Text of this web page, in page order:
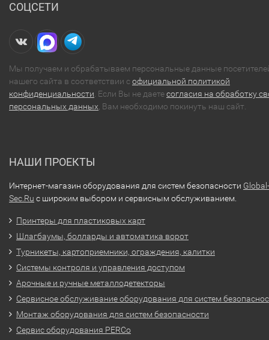
СОЦСЕТИ
Мы получаем и обрабатываем персональные данные
нашего сайта в соответствии софициальной политикой
конфиденциальности. Если Вы не даетесогласия на обработку
персональных данных, Вам необходимо покинуть наш сайт.
НАШИ ПРОЕКТЫ
Интернет-магазин оборудования для систем безопасности Global-
Sec.Ru с широким выбором и сервисным обслуживанием.
Принтеры для пластиковых карт
Шлагбаумы, болларды и автоматика ворот
Турникеты, картоприемники, ограждения, калитки
Системы контроля и управления доступом
Арочные и ручные металлодетекторы
Сервисное обслуживание оборудования для систем
Монтаж оборудования для систем безопасности
Сервис оборудования PERCo